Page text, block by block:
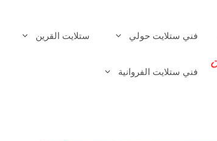
فني ستلايت حولي ستلايت القرين
فني ستلايت الفروانية